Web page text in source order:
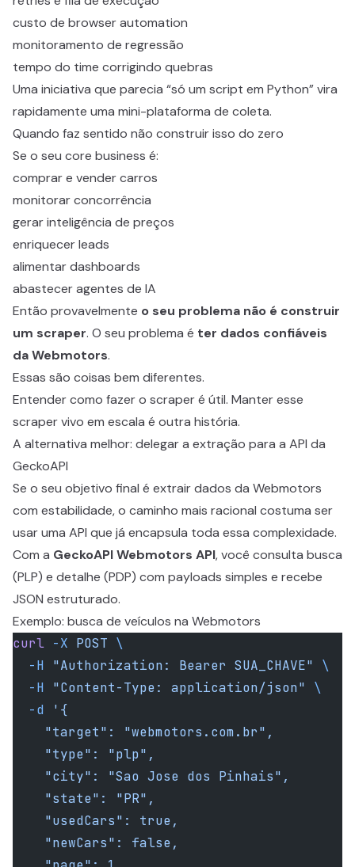
custo de browser automation
monitoramento de regressão
tempo do time corrigindo quebras
Uma iniciativa que parecia “só um script em Python” vira
rapidamente uma mini-plataforma de coleta.
Quando faz sentido não construir isso do zero
Se o seu core business é:
comprar e vender carros
monitorar concorrência
gerar inteligência de preços
enriquecer leads
alimentar dashboards
abastecer agentes de IA
Então provavelmente o seu problema não é construir
um scraper. O seu problema é ter dados confiáveis
da Webmotors.
Essas são coisas bem diferentes.
Entender como fazer o scraper é útil. Manter esse
scraper vivo em escala é outra história.
A alternativa melhor: delegar a extração para a API da
GeckoAPI
Se o seu objetivo final é extrair dados da Webmotors
com estabilidade, o caminho mais racional costuma ser
usar uma API que já encapsula toda essa complexidade.
Com a GeckoAPI Webmotors API, você consulta busca
(PLP) e detalhe (PDP) com payloads simples e recebe
JSON estruturado.
Exemplo: busca de veículos na Webmotors
curl -X POST \
  -H
"Authorization: Bearer SUA_CHAVE" \
  -H
"Content-Type: application/json" \
  -d
'{
    "target": "webmotors.com.br",
    "type": "plp",
    "city": "Sao Jose dos Pinhais",
    "state": "PR",
    "usedCars": true,
    "newCars": false,